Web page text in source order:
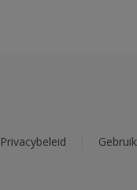
Privacybeleid